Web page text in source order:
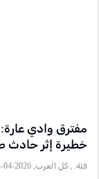
خطيرة إثر حادث
فئة: , كل العرب, 2026-04-14 23:29:38